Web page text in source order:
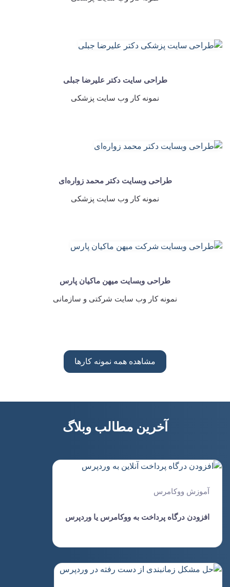
طراحی سایت دکتر علیرضا جبلی
نمونه کار وب سایت پزشکی
طراحی وبسایت دکتر محمد زواره‌ای
نمونه کار وب سایت پزشکی
طراحی وبسایت میهن ماکیان پارس
نمونه کار وب سایت شرکتی و سازمانی
مشاهده همه نمونه کارها
آخرین مطالب وبلاگ
آموزش ووکامرس
افزودن درگاه پرداخت به ووکامرس یا وردپرس